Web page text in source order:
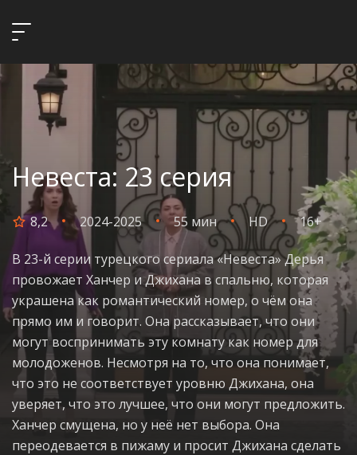
Невеста: 23 серия
8,2 2024-2025 55 мин HD 16+
В 23-й серии турецкого сериала «Невеста» Дерья
провожает Ханчер и Джихана в спальню, которая
украшена как романтический номер, о чём она
прямо им и говорит. Она рассказывает, что они
могут воспринимать эту комнату как номер для
молодоженов. Несмотря на то, что она понимает,
что это не соответствует уровню Джихана, она
уверяет, что это лучшее, что они могут предложить.
Ханчер смущена, но у неё нет выбора. Она
переодевается в пижаму и просит Джихана сделать